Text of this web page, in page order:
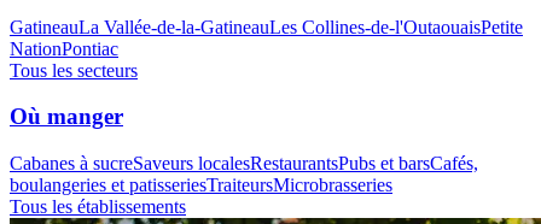
GatineauLa Vallée-de-la-GatineauLes Collines-de-l'OutaouaisPetite
NationPontiac
Tous les secteurs
Où manger
Cabanes à sucreSaveurs localesRestaurantsPubs et barsCafés,
boulangeries et patisseriesTraiteursMicrobrasseries
Tous les établissements